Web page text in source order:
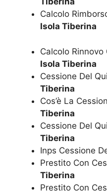
Calcolo
Isola Tiberina
Calcolo
Isola Tiberina
Cessione Del
Tiberina
Cos’è La
Tiberina
Cessione Del
Tiberina
Inps Cessione
Prestito Con
Tiberina
Prestito Con